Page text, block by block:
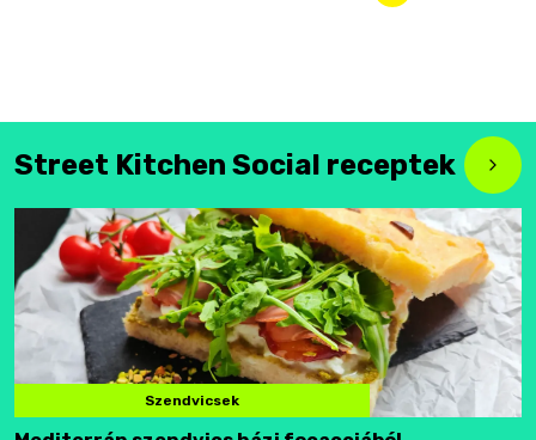
Street Kitchen Social receptek
Szendvicsek